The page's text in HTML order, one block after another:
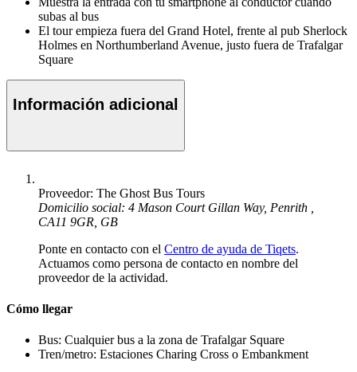
subas al bus
El tour empieza fuera del Grand Hotel, frente al pub Sherlock
Holmes en Northumberland Avenue, justo fuera de Trafalgar
Square
Información adicional
Proveedor: The Ghost Bus Tours
Domicilio social: 4 Mason Court Gillan Way, Penrith ,
CA11 9GR, GB
Ponte en contacto con el Centro de ayuda de Tiqets.
Actuamos como persona de contacto en nombre del
proveedor de la actividad.
Cómo llegar
Bus: Cualquier bus a la zona de Trafalgar Square
Tren/metro: Estaciones Charing Cross o Embankment